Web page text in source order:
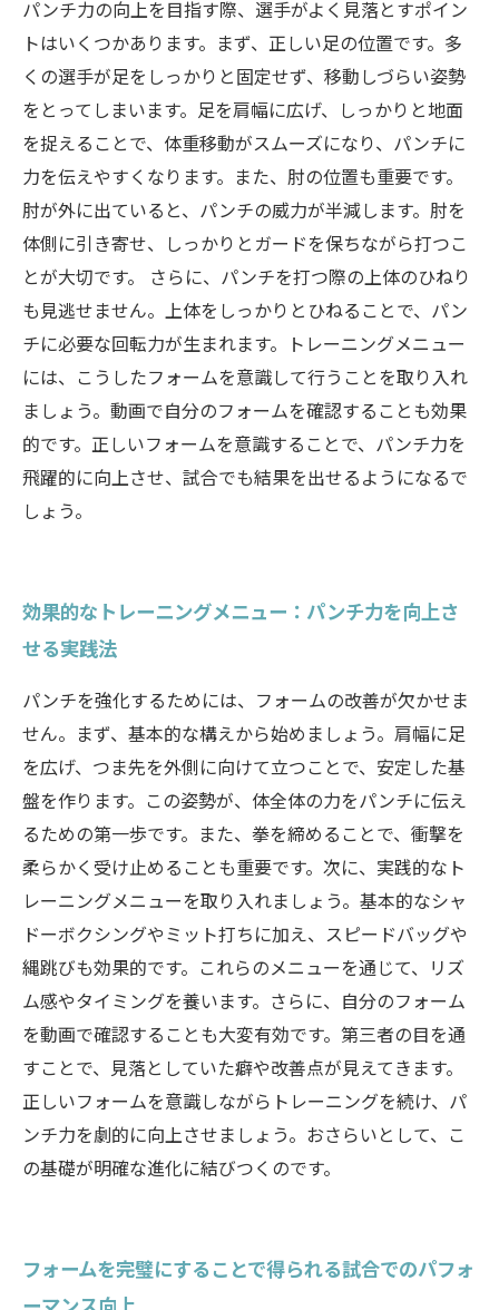
パンチ力の向上を目指す際、選手がよく見落とすポイン
トはいくつかあります。まず、正しい足の位置です。多
くの選手が足をしっかりと固定せず、移動しづらい姿勢
をとってしまいます。足を肩幅に広げ、しっかりと地面
を捉えることで、体重移動がスムーズになり、パンチに
力を伝えやすくなります。また、肘の位置も重要です。
肘が外に出ていると、パンチの威力が半減します。肘を
体側に引き寄せ、しっかりとガードを保ちながら打つこ
とが大切です。 さらに、パンチを打つ際の上体のひねり
も見逃せません。上体をしっかりとひねることで、パン
チに必要な回転力が生まれます。トレーニングメニュー
には、こうしたフォームを意識して行うことを取り入れ
ましょう。動画で自分のフォームを確認することも効果
的です。正しいフォームを意識することで、パンチ力を
飛躍的に向上させ、試合でも結果を出せるようになるで
しょう。
効果的なトレーニングメニュー：パンチ力を向上さ
せる実践法
パンチを強化するためには、フォームの改善が欠かせま
せん。まず、基本的な構えから始めましょう。肩幅に足
を広げ、つま先を外側に向けて立つことで、安定した基
盤を作ります。この姿勢が、体全体の力をパンチに伝え
るための第一歩です。また、拳を締めることで、衝撃を
柔らかく受け止めることも重要です。次に、実践的なト
レーニングメニューを取り入れましょう。基本的なシャ
ドーボクシングやミット打ちに加え、スピードバッグや
縄跳びも効果的です。これらのメニューを通じて、リズ
ム感やタイミングを養います。さらに、自分のフォーム
を動画で確認することも大変有効です。第三者の目を通
すことで、見落としていた癖や改善点が見えてきます。
正しいフォームを意識しながらトレーニングを続け、パ
ンチ力を劇的に向上させましょう。おさらいとして、こ
の基礎が明確な進化に結びつくのです。
フォームを完璧にすることで得られる試合でのパフォ